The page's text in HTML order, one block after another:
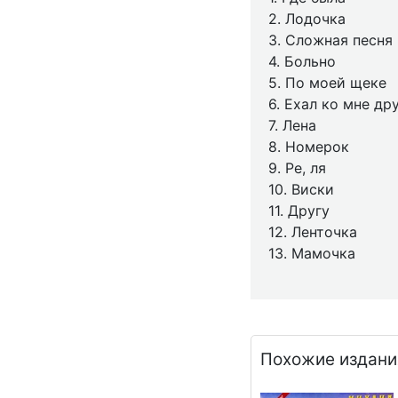
2. Лодочка
3. Сложная песня
4. Больно
5. По моей щеке
6. Ехал ко мне
7. Лена
8. Номерок
9. Ре, ля
10. Виски
11. Другу
12. Ленточка
13. Мамочка
Похожие